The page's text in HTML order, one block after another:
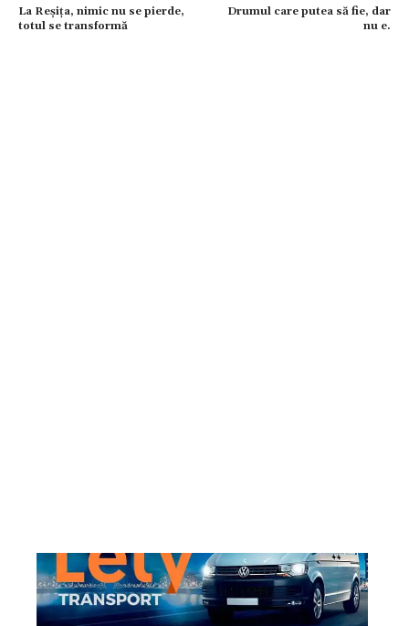
La Reșița, nimic nu se pierde,
totul se transformă
Drumul care putea să fie, dar
nu e.